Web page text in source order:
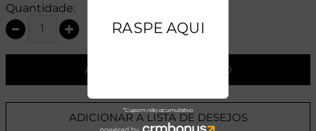
Quantidade:
ADICIONAR AO CARRINHO
ADICIONAR A LISTA DE DESEJOS